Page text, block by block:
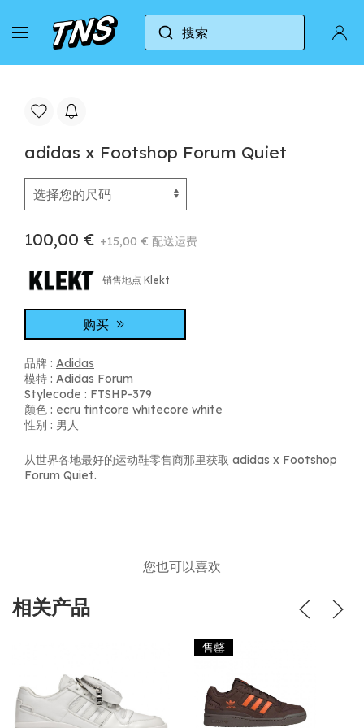
搜索
家 Adidas Adidas Forum adidas x
adidas x Footshop Forum Quiet
100,00 € +15,00 € 配送运费
销售地点 Klekt
购买
品牌 : Adidas
模特 : Adidas Forum
Stylecode : FTSHP-379
颜色 : ecru tintcore whitecore white
性别 : 男人
从世界各地最好的运动鞋零售商那里获取 adidas x Footshop
Forum Quiet.
您也可以喜欢
相关产品
售罄